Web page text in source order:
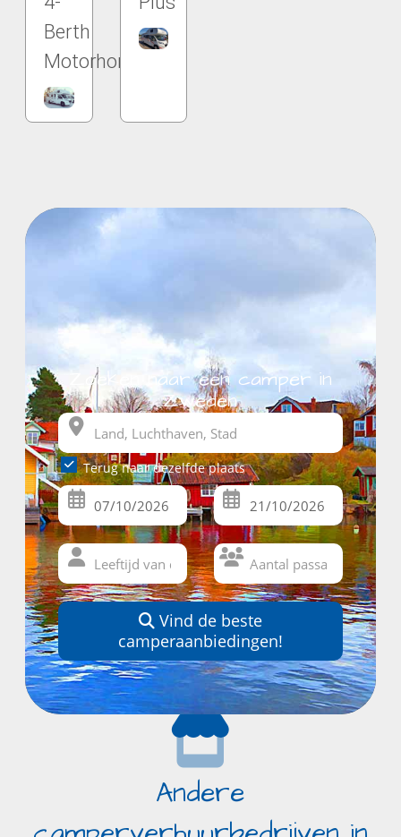
Berth
Motorhome
Zoeken naar een camper in
Zweden
Terug naar dezelfde plaats
Vind de beste
camperaanbiedingen!
Andere